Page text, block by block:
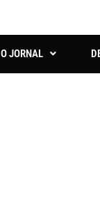
O JORNAL